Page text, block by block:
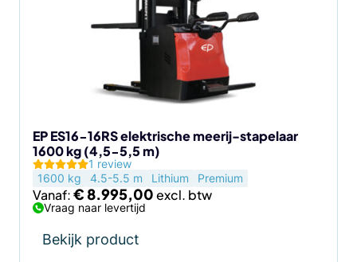
EP ES16-16RS elektrische meerij-stapelaar
1600 kg (4,5-5,5 m)
1 review
1600 kg
4.5-5.5 m Lithium Premium
Vanaf:€8.995,00
Vraag naar levertijd
Bekijk product
de
productpagina